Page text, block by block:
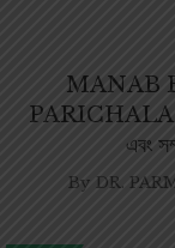
MANAB
এবং
By DR.